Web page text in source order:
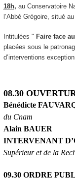
18h, au Conservatoire
l’Abbé Grégoire, situé au
Intitulées " Faire face
placées sous le
d’interventions
08.30
Bénédicte
du Cnam
Alain BAUER
INTERVENANT
Supérieur et de la
09.30 ORDRE